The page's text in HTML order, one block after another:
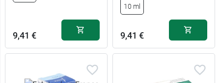
10 ml
9,41 €
10 ml
9,41 €